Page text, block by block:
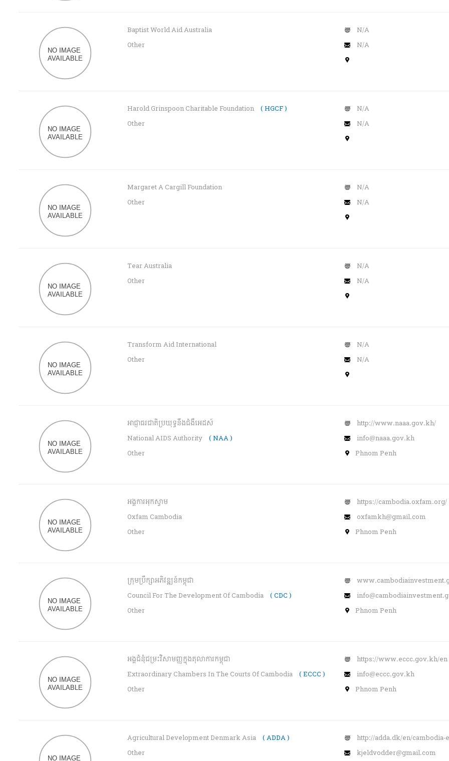
Baptist World Aid Australia
Other
N/A
N/A
Harold Grinspoon Charitable Foundation ( HGCF )
Other
N/A
N/A
Margaret A Cargill Foundation
Other
N/A
N/A
Tear Australia
Other
N/A
N/A
Transform Aid International
Other
N/A
N/A
អាជ្ញាធរជាតិប្រយុទ្ធនឹងជំងឺអេដស៍
National AIDS Authority ( NAA )
Other
http://www.naaa.gov.kh/
info@naaa.gov.kh
Phnom Penh
អង្គការអុកស្វាម
Oxfam Cambodia
Other
https://cambodia.oxfam.org/
oxfamkh@gmail.com
Phnom Penh
ក្រុមប្រឹក្សាអភិវឌ្ឍន៍កម្ពុជា
Council For The Development Of Cambodia ( CDC )
Other
Phnom Penh
អង្គជំនុំជម្រះវិសាមញ្ញក្នុងតុលាការកម្ពុជា
Extraordinary Chambers In The Courts Of Cambodia ( ECCC )
Other
https://www.eccc.gov.kh/en
info@eccc.gov.kh
Phnom Penh
Agricultural Development Denmark Asia ( ADDA )
Other
http://adda.dk/en/cambodia-
kjeldvodder@gmail.com